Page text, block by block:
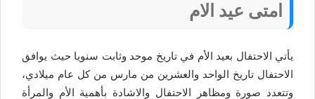
امتى عيد الام
يأتي الاحتفال بعيد الأم في تاريخ موحد وثابت سنويا حيث يوافق
الاحتفال تاريخ الواحد والعشرين من مارس من كل عام ميلادي،
وتتعدد صورة ومظاهر الاحتفال والاشادة بأهمية الأم والمرأة